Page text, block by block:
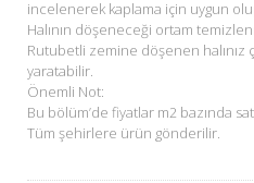
incelenerek kaplama için uygun
Halının döşeneceği ortam
Rutubetli zemine döşenen halınız
yaratabilir.
Önemli Not:
Bu bölüm’de fiyatlar m2 bazında
Tüm şehirlere ürün gönderilir.